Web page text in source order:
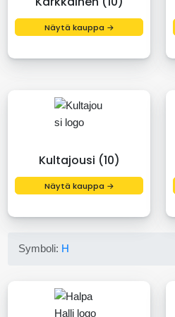
Näytä kauppa →
Kultajousi (10)
Näytä kauppa →
Symboli: H